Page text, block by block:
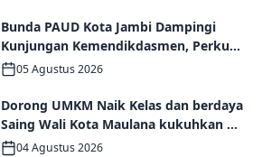
Bunda PAUD Kota Jambi Dampingi
Kunjungan Kemendikdasmen, Perkuat
Kolaborasi Wujudkan PAUD
05 Agustus 2026
Dorong UMKM Naik Kelas dan berdaya
Saing Wali Kota Maulana kukuhkan 35
kelompok UMKM Binaan
04 Agustus 2026